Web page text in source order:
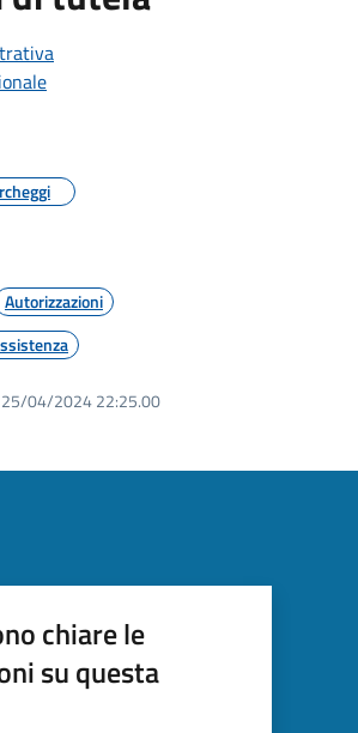
Autorizzazioni
25/04/2024 22:25.00
chiare le
su questa